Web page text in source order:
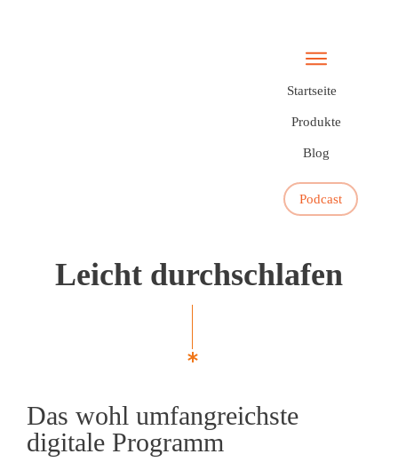
Startseite
Produkte
Blog
Podcast
Leicht durchschlafen
Das wohl umfangreichste
digitale Programm